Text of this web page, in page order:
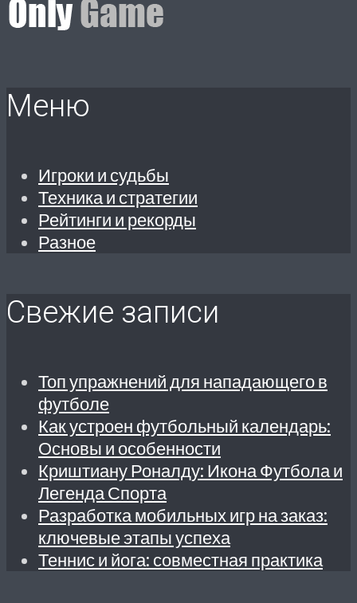
Меню
Игроки и судьбы
Техника и стратегии
Рейтинги и рекорды
Разное
Свежие записи
Топ упражнений для нападающего в
футболе
Как устроен футбольный календарь:
Основы и особенности
Криштиану Роналду: Икона Футбола и
Легенда Спорта
Разработка мобильных игр на заказ:
ключевые этапы успеха
Теннис и йога: совместная практика